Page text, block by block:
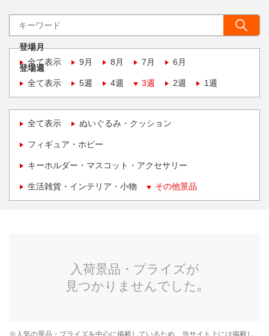
登場月
全て表示
9月 8月 7月 6月
登場週
全て表示
5週 4週 3週 2週 1週
全て表示 ぬいぐるみ・クッション
フィギュア・ホビー
キーホルダー・マスコット・アクセサリー
生活雑貨・インテリア・小物 その他景品